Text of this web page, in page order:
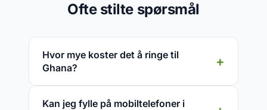
Ofte stilte spørsmål
Hvor mye koster det å ringe til
Ghana?
Kan jeg fylle på mobiltelefoner i